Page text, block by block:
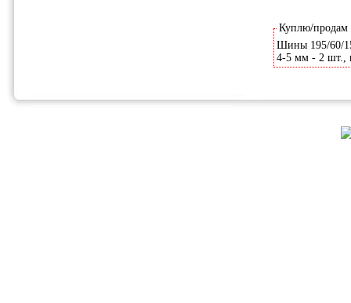
Куплю/
Шины 195/60/
4-5 мм - 2 шт.,